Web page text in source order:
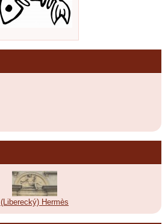
(Liberecký) Hermès